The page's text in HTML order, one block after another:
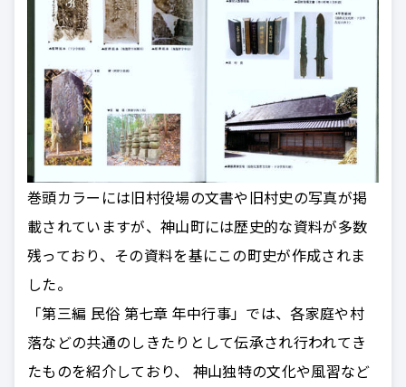
巻頭カラーには旧村役場の文書や旧村史の写真が掲
載されていますが、神山町には歴史的な資料が多数
残っており、その資料を基にこの町史が作成されま
した。
「第三編 民俗 第七章 年中行事」では、各家庭や村
落などの共通のしきたりとして伝承され行われてき
たものを紹介しており、 神山独特の文化や風習など